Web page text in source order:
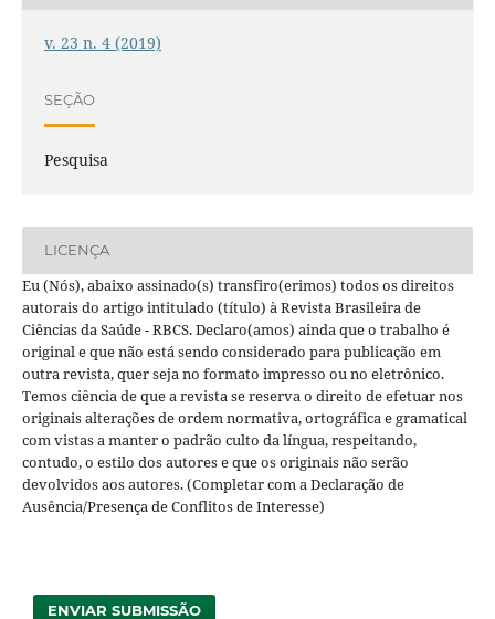
v. 23 n. 4 (2019)
SEÇÃO
Pesquisa
LICENÇA
Eu (Nós), abaixo assinado(s) transfiro(erimos) todos os direitos
autorais do artigo intitulado (título) à Revista Brasileira de
Ciências da Saúde - RBCS. Declaro(amos) ainda que o trabalho é
original e que não está sendo considerado para publicação em
outra revista, quer seja no formato impresso ou no eletrônico.
Temos ciência de que a revista se reserva o direito de efetuar nos
originais alterações de ordem normativa, ortográfica e gramatical
com vistas a manter o padrão culto da língua, respeitando,
contudo, o estilo dos autores e que os originais não serão
devolvidos aos autores. (Completar com a Declaração de
Ausência/Presença de Conflitos de Interesse)
ENVIAR SUBMISSÃO